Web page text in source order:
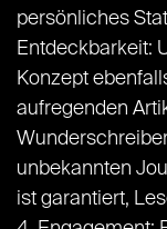
persönliches
Entdeckbarkeit:
Konzept
aufregenden
unbekannten
ist garantiert,